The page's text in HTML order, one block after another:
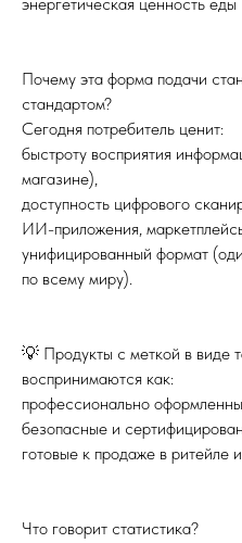
Почему эта форма подачи
стандартом?
Сегодня потребитель ценит:
быстроту восприятия
магазине),
доступность цифрового
ИИ-приложения,
унифицированный формат
по всему миру).
💡 Продукты с меткой в виде
воспринимаются как:
профессионально
безопасные и
готовые к продаже в ритейле
Что говорит статистика?